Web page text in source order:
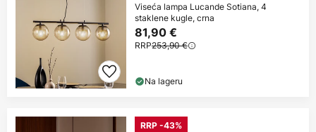
Viseća lampa Lucande Sotiana, 4
staklene kugle, crna
81,90 €
RRP253,90 €
Na lageru
RRP -43%